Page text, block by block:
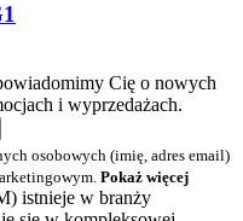
Cię o nowych
i wyprzedażach.
osobowych (imię, adres email)
Pokaż więcej
istnieje w branży